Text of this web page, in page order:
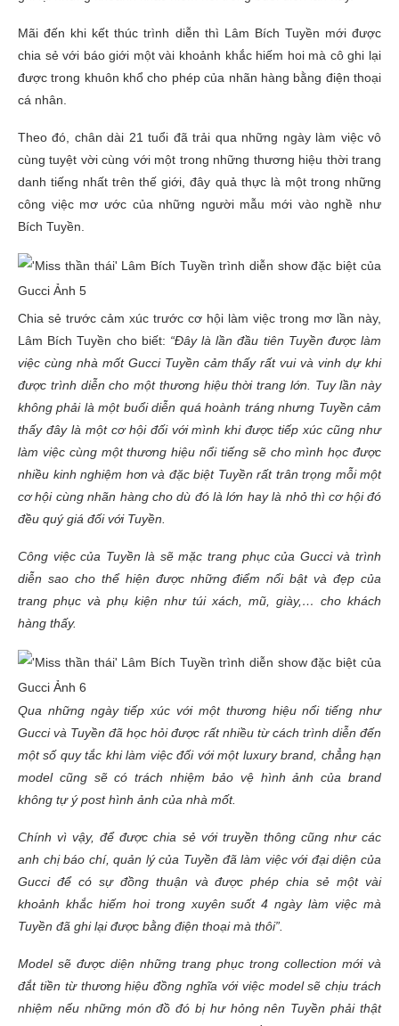
Mãi đến khi kết thúc trình diễn thì Lâm Bích Tuyền mới được
chia sẻ với báo giới một vài khoảnh khắc hiếm hoi mà cô ghi lại
được trong khuôn khổ cho phép của nhãn hàng bằng điện thoại
cá nhân.
Theo đó, chân dài 21 tuổi đã trải qua những ngày làm việc vô
cùng tuyệt vời cùng với một trong những thương hiệu thời trang
danh tiếng nhất trên thế giới, đây quả thực là một trong những
công việc mơ ước của những người mẫu mới vào nghề như
Bích Tuyền.
Chia sẻ trước cảm xúc trước cơ hội làm việc trong mơ lần này,
Lâm Bích Tuyền cho biết: “Đây là lần đầu tiên Tuyền được làm
việc cùng nhà mốt Gucci Tuyền cảm thấy rất vui và vinh dự khi
được trình diễn cho một thương hiệu thời trang lớn. Tuy lần này
không phải là một buổi diễn quá hoành tráng nhưng Tuyền cảm
thấy đây là một cơ hội đối với mình khi được tiếp xúc cũng như
làm việc cùng một thương hiệu nổi tiếng sẽ cho mình học được
nhiều kinh nghiệm hơn và đặc biệt Tuyền rất trân trọng mỗi một
cơ hội cùng nhãn hàng cho dù đó là lớn hay là nhỏ thì cơ hội đó
đều quý giá đối với Tuyền.
Công việc của Tuyền là sẽ mặc trang phục của Gucci và trình
diễn sao cho thể hiện được những điểm nổi bật và đẹp của
trang phục và phụ kiện như túi xách, mũ, giày,… cho khách
hàng thấy.
Qua những ngày tiếp xúc với một thương hiệu nổi tiếng như
Gucci và Tuyền đã học hỏi được rất nhiều từ cách trình diễn đến
một số quy tắc khi làm việc đối với một luxury brand, chẳng hạn
model cũng sẽ có trách nhiệm bảo vệ hình ảnh của brand
không tự ý post hình ảnh của nhà mốt.
Chính vì vậy, để được chia sẻ với truyền thông cũng như các
anh chị báo chí, quản lý của Tuyền đã làm việc với đại diện của
Gucci để có sự đồng thuận và được phép chia sẻ một vài
khoảnh khắc hiếm hoi trong xuyên suốt 4 ngày làm việc mà
Tuyền đã ghi lại được bằng điện thoại mà thôi”.
Model sẽ được diện những trang phục trong collection mới và
đắt tiền từ thương hiệu đồng nghĩa với việc model sẽ chịu trách
nhiệm nếu những món đồ đó bị hư hỏng nên Tuyền phải thật